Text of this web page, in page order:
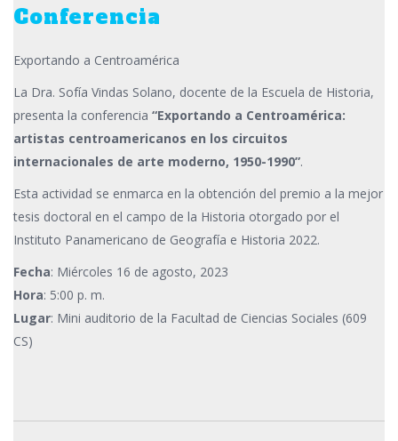
Conferencia
Exportando a Centroamérica
La Dra. Sofía Vindas Solano, docente de la Escuela de Historia,
presenta la conferencia “Exportando a Centroamérica:
artistas centroamericanos en los circuitos
internacionales de arte moderno, 1950-1990”.
Esta actividad se enmarca en la obtención del premio a la mejor
tesis doctoral en el campo de la Historia otorgado por el
Instituto Panamericano de Geografía e Historia 2022.
Fecha: Miércoles 16 de agosto, 2023
Hora: 5:00 p. m.
Lugar: Mini auditorio de la Facultad de Ciencias Sociales (609
CS)